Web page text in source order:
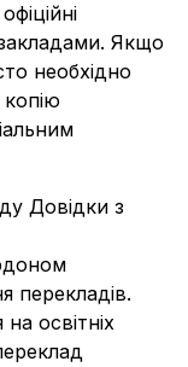
Якщо
необхідно
Довідки з
перекладів.
освітніх